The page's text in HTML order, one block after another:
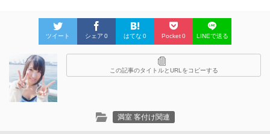
ツイート シェア 0 はてな 0 Pocket0 LINEで送る
この記事のタイトルとURLをコピーする
満室 客付け関連